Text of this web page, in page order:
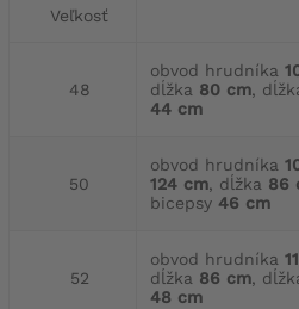
Veľkosť
48
obvod hrudníka
dĺžka 80 cm,
44 cm
50
obvod hrudníka
124 cm, dĺžka 86
bicepsy 46 cm
52
obvod hrudníka
dĺžka 86 cm,
48 cm